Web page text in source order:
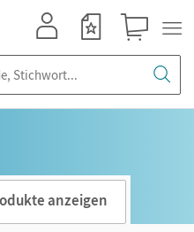
anzeigen